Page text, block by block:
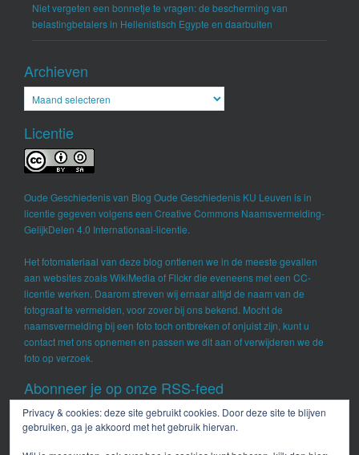
Niet vergeten een bonnetje te vragen: de bescherming van
belastingbetalers in Hellenistisch Egypte en daarbuiten
Archieven
Archieven
Licentie
Oude Geschiedenisvan Blog Oude Geschiedenis KU Leuven is in
licentie gegeven volgens een Creative Commons Naamsvermelding-
GelijkDelen 4.0 Internationaal-licentie.
Het fotomateriaal van deze blog ontlenen we in de meeste gevallen
aan websites zoals WikiMedia of Flickr die eveneens met een CC-
licentie werken. Daarom streven wij ernaar altijd de naam van de
fotograaf te vermelden, voor zover bij ons bekend. Mocht de
naamsvermelding bij een foto toch ontbreken of onjuist zijn, kunt u
contact met ons opnemen en passen we dit aan of verwijderen we de
foto op verzoek.
Abonneer je op onze RSS-feed
RSS - berichten
Privacy & cookies: deze site gebruikt cookies. Door deze site te blijven
gebruiken, ga je akkoord met het gebruik hiervan.